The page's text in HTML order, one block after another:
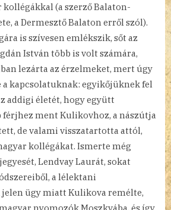
kollégákkal (a szerző Balaton-
a Dermesztő Balaton erről szól).
is szívesen emlékszik, sőt az
István több is volt számára,
lezárta az érzelmeket, mert úgy
a kapcsolatuknak: egyikőjüknek fel
addigi életét, hogy együtt
férjhez ment Kulikovhoz, a nászútja
de valami visszatartotta attól,
kollégákat. Ismerte még
Lendvay Laurát, sokat
a lélektani
jelen ügy miatt Kulikova remélte,
nyomozók Moszkvába, és így